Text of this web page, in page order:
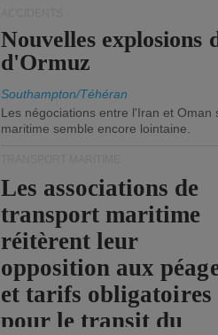
Nouvelles
d'Ormuz
Southampton/Téhéran
Les négociations entre l'Iran et
maritime semble encore lointaine.
Les associations de
transport maritime
réitèrent leur
opposition aux
et tarifs obligatoires
pour le transit du